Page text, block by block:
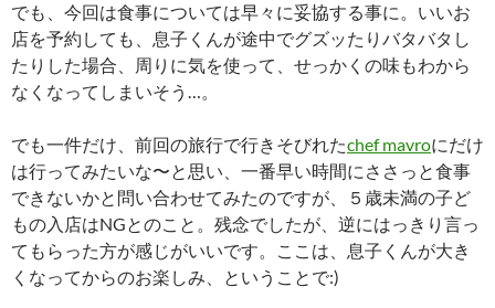
でも、今回は食事については早々に妥協する事に。いいお
店を予約しても、息子くんが途中でグズッたりバタバタし
たりした場合、周りに気を使って、せっかくの味もわから
なくなってしまいそう…。
でも一件だけ、前回の旅行で行きそびれたchef mavroにだけ
は行ってみたいな〜と思い、一番早い時間にささっと食事
できないかと問い合わせてみたのですが、５歳未満の子ど
もの入店はNGとのこと。残念でしたが、逆にはっきり言っ
てもらった方が感じがいいです。ここは、息子くんが大き
くなってからのお楽しみ、ということで:)